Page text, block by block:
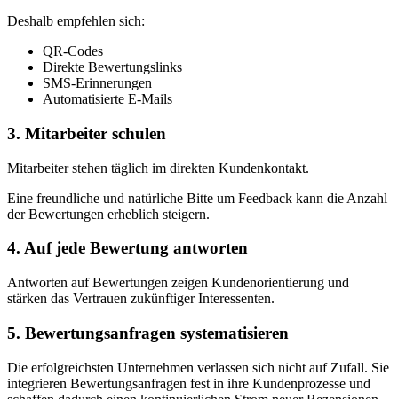
Deshalb empfehlen sich:
QR-Codes
Direkte Bewertungslinks
SMS-Erinnerungen
Automatisierte E-Mails
3. Mitarbeiter schulen
Mitarbeiter stehen täglich im direkten Kundenkontakt.
Eine freundliche und natürliche Bitte um Feedback kann die Anzahl
der Bewertungen erheblich steigern.
4. Auf jede Bewertung antworten
Antworten auf Bewertungen zeigen Kundenorientierung und
stärken das Vertrauen zukünftiger Interessenten.
5. Bewertungsanfragen systematisieren
Die erfolgreichsten Unternehmen verlassen sich nicht auf Zufall. Sie
integrieren Bewertungsanfragen fest in ihre Kundenprozesse und